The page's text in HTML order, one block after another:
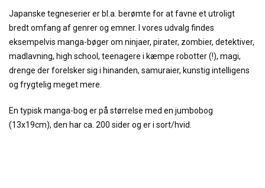
Japanske tegneserier er bl.a. berømte for at favne et utroligt
bredt omfang af genrer og emner. I vores udvalg findes
eksempelvis manga-bøger om ninjaer, pirater, zombier, detektiver,
madlavning, high school, teenagere i kæmpe robotter (!), magi,
drenge der forelsker sig i hinanden, samuraier, kunstig intelligens
og frygtelig meget mere.
En typisk manga-bog er på størrelse med en jumbobog
(13x19cm), den har ca. 200 sider og er i sort/hvid.